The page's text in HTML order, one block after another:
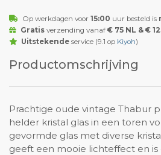
Op werkdagen voor 15:00 uur besteld is
Gratisverzending vanaf € 75 NL & €
Uitstekendeservice (9.1 op Kiyoh)
Productomschrijving
Prachtige oude vintage Thabur
helder kristal glas in een toren
gevormde glas met diverse
geeft een mooie lichteffect en